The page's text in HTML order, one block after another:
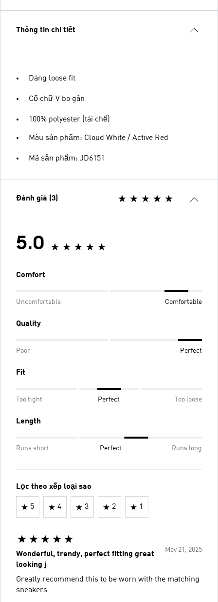
Thông tin chi tiết
Dáng loose fit
Cổ chữ V bo gân
100% polyester (tái chế)
Màu sản phẩm: Cloud White / Active Red
Mã sản phẩm: JD6151
Đánh giá (3)
5.0
Comfort
Uncomfortable Comfortable
Quality
Poor Perfect
Fit
Too tight Perfect Too loose
Length
Runs short Perfect Runs long
Lọc theo xếp loại sao
5 4 3 2 1
May 21, 2025
Wonderful, trendy, perfect fitting great
looking j
Greatly recommend this to be worn with the matching
sneakers